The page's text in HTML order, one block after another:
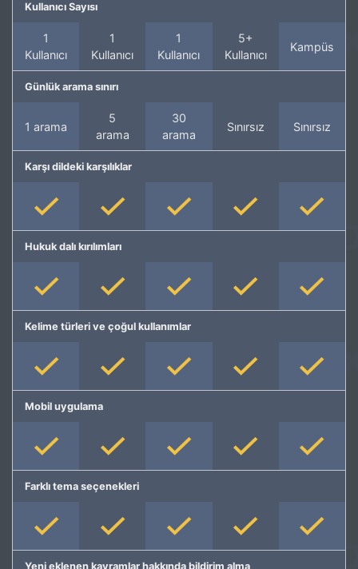
Kullanıcı Sayısı
1
Kullanıcı
1
Kullanıcı
1
Kullanıcı
5+
Kullanıcı
Kampüs
Günlük arama sınırı
1 arama
5
arama
30
arama
Sınırsız Sınırsız
Karşı dildeki karşılıklar
Hukuk dalı kırılımları
Kelime türleri ve çoğul kullanımlar
Mobil uygulama
Farklı tema seçenekleri
Yeni eklenen kavramlar hakkında bildirim alma